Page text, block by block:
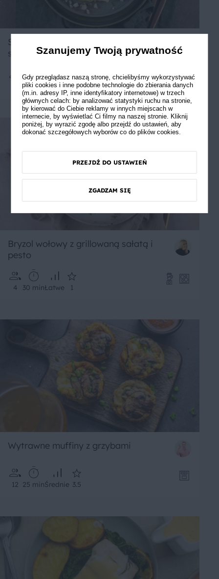
Sałatka z serem pleśniowym i
suszonymi pomidorami
20 minŁatwe
Bryzol wołowy z grillowaną sałatą i
pesto
4 30 minŁatwe 1
Wytrawne muffiny z grzybami
12 25 minŚrednie 3.5
Szanujemy Twoją prywatność
Gdy przeglądasz naszą stronę, chcielibyśmy wykorzystywać
pliki cookies i inne podobne technologie do zbierania danych
(m.in. adresy IP, inne identyfikatory internetowe) w trzech
głównych celach: by analizować statystyki ruchu na stronie,
by kierować do Ciebie reklamy w innych miejscach w
internecie, by wyświetlać Ci filmy na naszej stronie. Kliknij
poniżej, by wyrazić zgodę albo przejdź do ustawień, aby
dokonać szczegółowych wyborów co do plików cookies.
PRZEJDŹ DO USTAWIEŃ
ZGADZAM SIĘ